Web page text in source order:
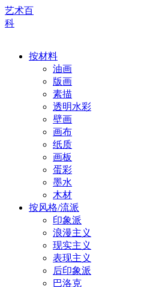
艺术百
科
按材料
油画
版画
素描
透明水彩
壁画
画布
纸质
画板
蛋彩
墨水
木材
按风格/流派
印象派
浪漫主义
现实主义
表现主义
后印象派
巴洛克